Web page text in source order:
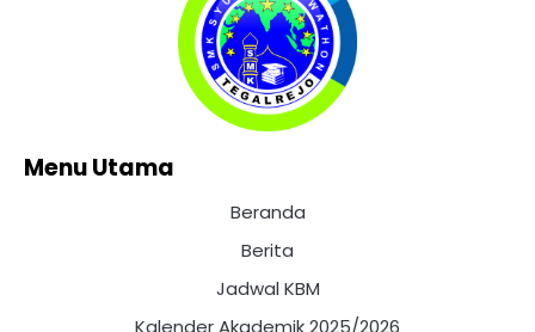
Menu Utama
Beranda
Berita
Jadwal KBM